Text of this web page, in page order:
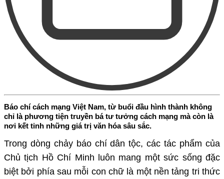
Báo chí cách mạng Việt Nam, từ buổi đầu hình thành không
chỉ là phương tiện truyền bá tư tưởng cách mạng mà còn là
nơi kết tinh những giá trị văn hóa sâu sắc.
Trong dòng chảy báo chí dân tộc, các tác phẩm của
Chủ tịch Hồ Chí Minh luôn mang một sức sống đặc
biệt bởi phía sau mỗi con chữ là một nền tảng tri thức